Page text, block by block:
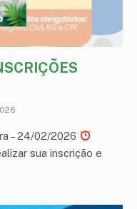
– 24/02/2026
sua inscrição e